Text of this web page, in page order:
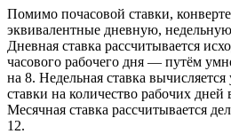
Помимо почасовой ставки,
эквивалентные дневную,
Дневная ставка рассчитывается
часового рабочего дня — путём
на 8. Недельная ставка
ставки на количество рабочих
Месячная ставка рассчитывается
12.